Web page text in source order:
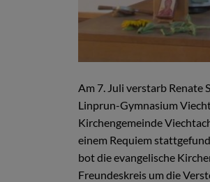
Am 7. Juli verstarb
Linprun-Gymnasium
Kirchengemeinde
einem Requiem
bot die evangelische
Freundeskreis um die